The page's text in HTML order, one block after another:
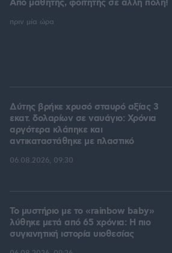
Από μαθητής, φοιτητής σε άλλη πόλη!
πριν μία ώρα
Δύτης βρήκε χρυσό σταυρό αξίας 3
εκατ. δολαρίων σε ναυάγιο: Χρόνια
αργότερα κλάπηκε και
αντικαταστάθηκε με πλαστικό
06.08.2026, 09:30
Το μυστήριο με το «rainbow baby»
λύθηκε μετά από 65 χρόνια: Η πιο
συγκινητική ιστορία υιοθεσίας